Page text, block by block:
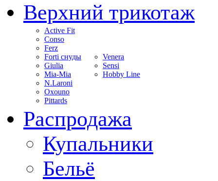
Верхний трикотаж
Active Fit
Conso
Ferz
Forti снуды
Giulia
Mia-Mia
N.Laroni
Oxouno
Pittards
Venera
Sensi
Hobby Line
Распродажа
Купальники
Бельё